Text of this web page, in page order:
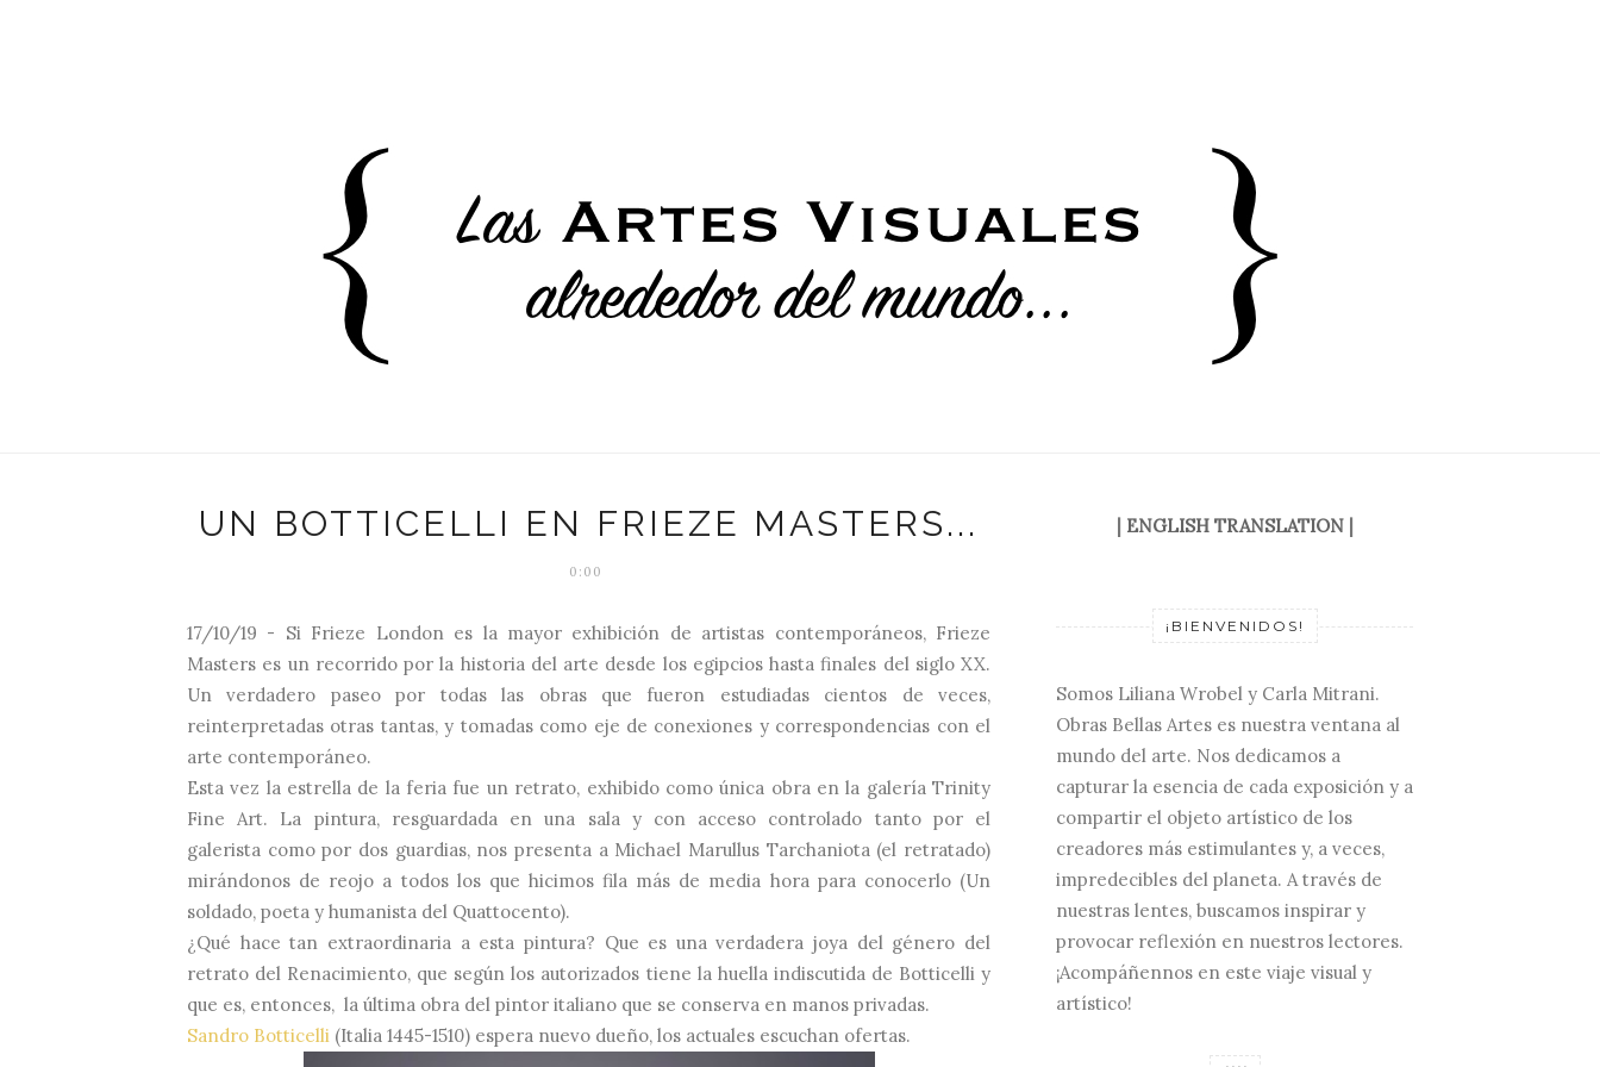
UN BOTTICELLI EN FRIEZE MASTERS...
0:00
17/10/19 - Si Frieze London es la mayor exhibición de artistas contemporáneos, Frieze
Masters es un recorrido por la historia del arte desde los egipcios hasta finales del siglo XX.
Un verdadero paseo por todas las obras que fueron estudiadas cientos de veces,
reinterpretadas otras tantas, y tomadas como eje de conexiones y correspondencias con el
arte contemporáneo.
Esta vez la estrella de la feria fue un retrato, exhibido como única obra en la galería Trinity
Fine Art. La pintura, resguardada en una sala y con acceso controlado tanto por el
galerista como por dos guardias, nos presenta a Michael Marullus Tarchaniota (el retratado)
mirándonos de reojo a todos los que hicimos fila más de media hora para conocerlo (Un
soldado, poeta y humanista del Quattocento).
¿Qué hace tan extraordinaria a esta pintura? Que es una verdadera joya del género del
retrato del Renacimiento, que según los autorizados tiene la huella indiscutida de Botticelli y
que es, entonces, la última obra del pintor italiano que se conserva en manos privadas.
Sandro Botticelli (Italia 1445-1510) espera nuevo dueño, los actuales escuchan ofertas.
| ENGLISH TRANSLATION|
¡BIENVENIDOS!
Somos Liliana Wrobel y Carla Mitrani.
Obras Bellas Artes es nuestra ventana al
mundo del arte. Nos dedicamos a
capturar la esencia de cada exposición y a
compartir el objeto artístico de los
creadores más estimulantes y, a veces,
impredecibles del planeta. A través de
nuestras lentes, buscamos inspirar y
provocar reflexión en nuestros lectores.
¡Acompáñennos en este viaje visual y
artístico!